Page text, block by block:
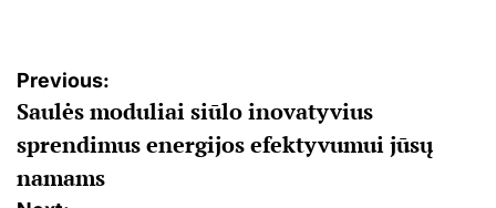
Navigacija
tarp
įrašų
Previous:
Saulės moduliai siūlo inovatyvius
sprendimus energijos efektyvumui jūsų
namams